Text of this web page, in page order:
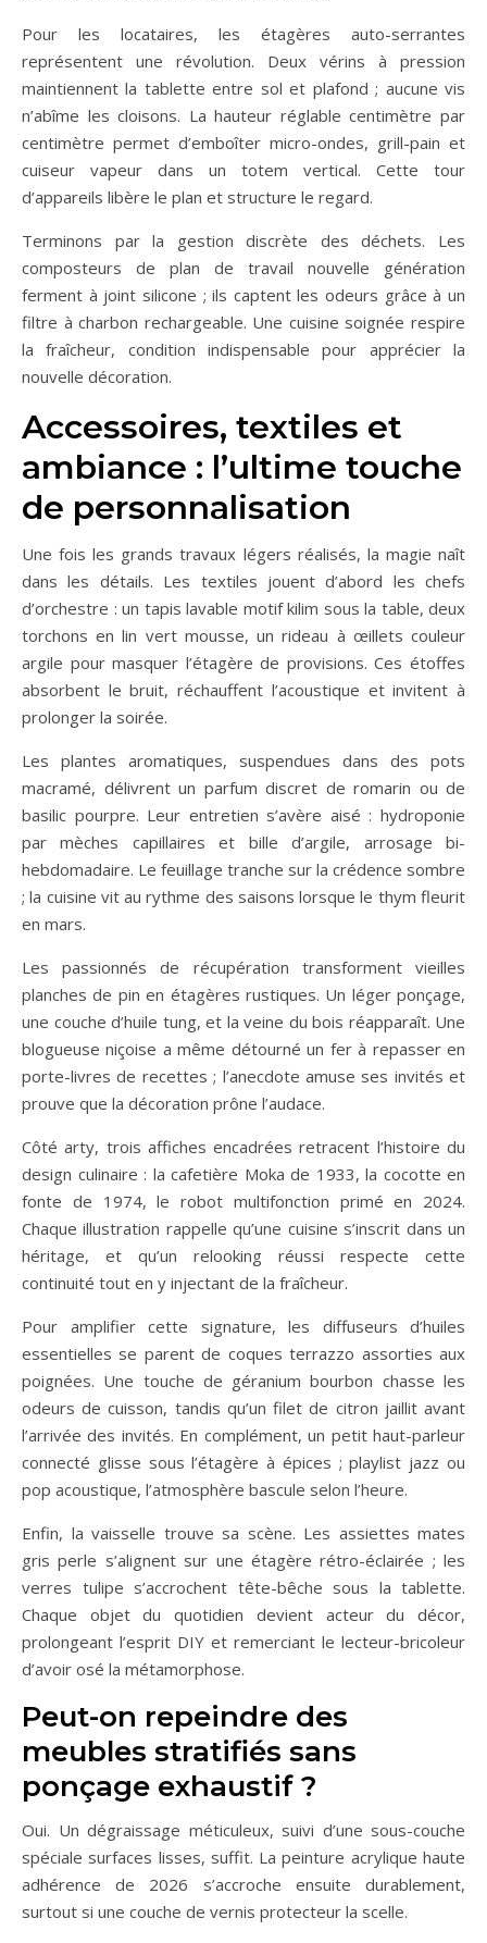
Pour les locataires, les étagères auto-serrantes
représentent une révolution. Deux vérins à pression
maintiennent la tablette entre sol et plafond ; aucune vis
n’abîme les cloisons. La hauteur réglable centimètre par
centimètre permet d’emboîter micro-ondes, grill-pain et
cuiseur vapeur dans un totem vertical. Cette tour
d’appareils libère le plan et structure le regard.
Terminons par la gestion discrète des déchets. Les
composteurs de plan de travail nouvelle génération
ferment à joint silicone ; ils captent les odeurs grâce à un
filtre à charbon rechargeable. Une cuisine soignée respire
la fraîcheur, condition indispensable pour apprécier la
nouvelle décoration.
Accessoires, textiles et
ambiance : l’ultime touche
de personnalisation
Une fois les grands travaux légers réalisés, la magie naît
dans les détails. Les textiles jouent d’abord les chefs
d’orchestre : un tapis lavable motif kilim sous la table, deux
torchons en lin vert mousse, un rideau à œillets couleur
argile pour masquer l’étagère de provisions. Ces étoffes
absorbent le bruit, réchauffent l’acoustique et invitent à
prolonger la soirée.
Les plantes aromatiques, suspendues dans des pots
macramé, délivrent un parfum discret de romarin ou de
basilic pourpre. Leur entretien s’avère aisé : hydroponie
par mèches capillaires et bille d’argile, arrosage bi-
hebdomadaire. Le feuillage tranche sur la crédence sombre
; la cuisine vit au rythme des saisons lorsque le thym fleurit
en mars.
Les passionnés de récupération transforment vieilles
planches de pin en étagères rustiques. Un léger ponçage,
une couche d’huile tung, et la veine du bois réapparaît. Une
blogueuse niçoise a même détourné un fer à repasser en
porte-livres de recettes ; l’anecdote amuse ses invités et
prouve que la décoration prône l’audace.
Côté arty, trois affiches encadrées retracent l’histoire du
design culinaire : la cafetière Moka de 1933, la cocotte en
fonte de 1974, le robot multifonction primé en 2024.
Chaque illustration rappelle qu’une cuisine s’inscrit dans un
héritage, et qu’un relooking réussi respecte cette
continuité tout en y injectant de la fraîcheur.
Pour amplifier cette signature, les diffuseurs d’huiles
essentielles se parent de coques terrazzo assorties aux
poignées. Une touche de géranium bourbon chasse les
odeurs de cuisson, tandis qu’un filet de citron jaillit avant
l’arrivée des invités. En complément, un petit haut-parleur
connecté glisse sous l’étagère à épices ; playlist jazz ou
pop acoustique, l’atmosphère bascule selon l’heure.
Enfin, la vaisselle trouve sa scène. Les assiettes mates
gris perle s’alignent sur une étagère rétro-éclairée ; les
verres tulipe s’accrochent tête-bêche sous la tablette.
Chaque objet du quotidien devient acteur du décor,
prolongeant l’esprit DIY et remerciant le lecteur-bricoleur
d’avoir osé la métamorphose.
Peut-on repeindre des
meubles stratifiés sans
ponçage exhaustif ?
Oui. Un dégraissage méticuleux, suivi d’une sous-couche
spéciale surfaces lisses, suffit. La peinture acrylique haute
adhérence de 2026 s’accroche ensuite durablement,
surtout si une couche de vernis protecteur la scelle.